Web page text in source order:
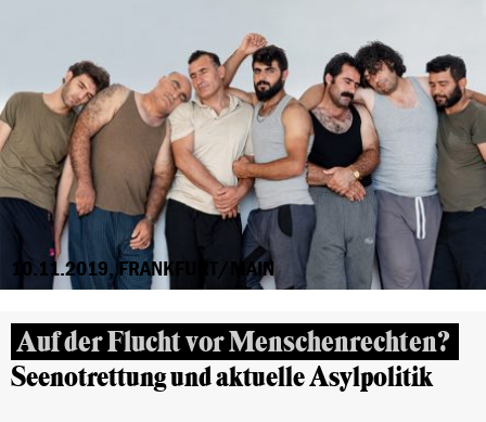
10.11.2019, FRANKFURT/MAIN
Auf der Flucht vor Menschenrechten?
Seenotrettung und aktuelle Asylpolitik